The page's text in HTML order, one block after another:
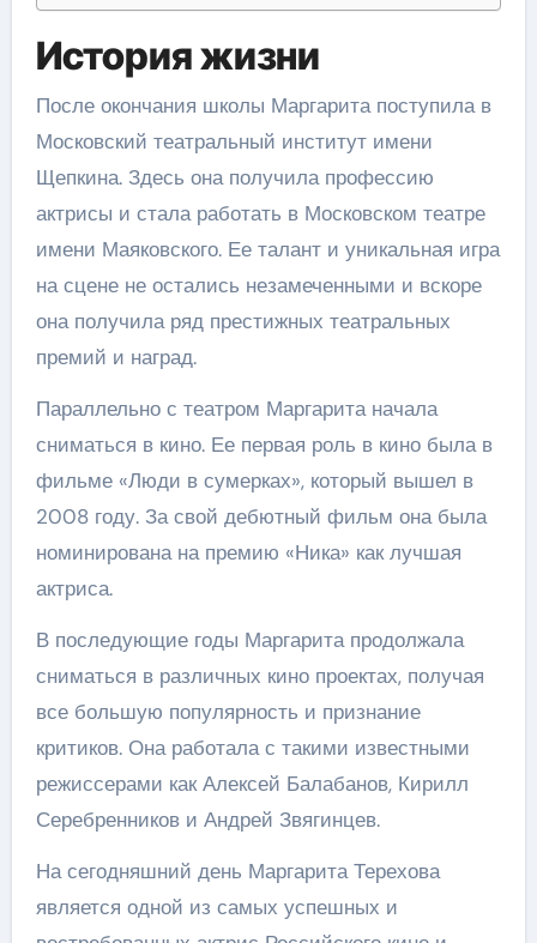
История жизни
После окончания школы Маргарита поступила в
Московский театральный институт имени
Щепкина. Здесь она получила профессию
актрисы и стала работать в Московском театре
имени Маяковского. Ее талант и уникальная игра
на сцене не остались незамеченными и вскоре
она получила ряд престижных театральных
премий и наград.
Параллельно с театром Маргарита начала
сниматься в кино. Ее первая роль в кино была в
фильме «Люди в сумерках», который вышел в
2008 году. За свой дебютный фильм она была
номинирована на премию «Ника» как лучшая
актриса.
В последующие годы Маргарита продолжала
сниматься в различных кино проектах, получая
все большую популярность и признание
критиков. Она работала с такими известными
режиссерами как Алексей Балабанов, Кирилл
Серебренников и Андрей Звягинцев.
На сегодняшний день Маргарита Терехова
является одной из самых успешных и